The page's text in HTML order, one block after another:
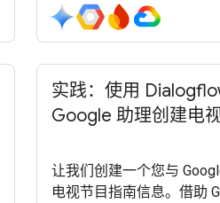
代理的架构，该套件可以
Firestore 数据库进行交
实践：使用
Google 助理创建电
让我们创建一个您与
电视节目指南信息。借助